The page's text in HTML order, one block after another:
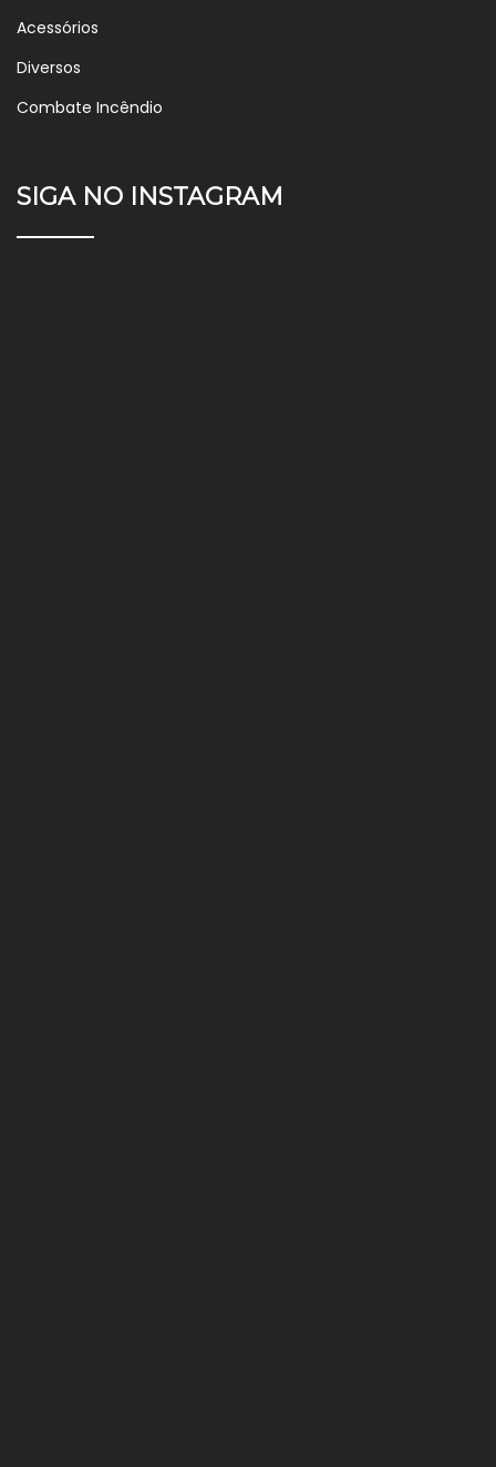
Acessórios
Diversos
Combate Incêndio
SIGA NO INSTAGRAM